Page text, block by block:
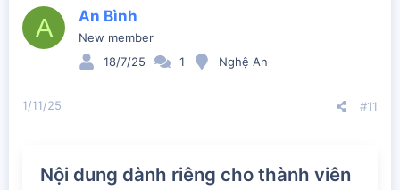
t
oA An Bình
New member
18/7/25
1 Nghệ An
1/11/25 #11
Nội dung dành riêng cho thành viên